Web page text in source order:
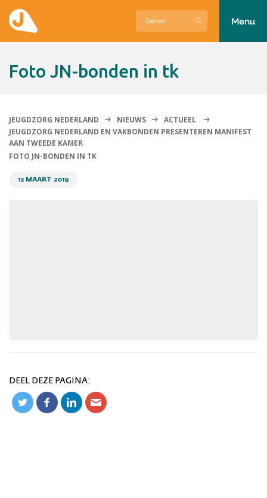
Contact
Menu
foto JN-bonden in tk
JEUGDZORG NEDERLAND NIEUWS
ACTUEEL
JEUGDZORG NEDERLAND EN VAKBONDEN PRESENTEREN MANIFEST
AAN TWEEDE KAMER
FOTO JN-BONDEN IN TK
12 MAART 2019
DEEL DEZE PAGINA: